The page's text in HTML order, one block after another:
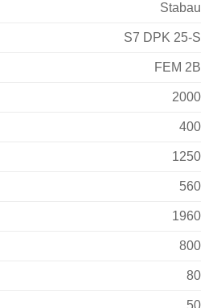
Stabau
S7 DPK 25-S
FEM 2B
2000
400
1250
560
1960
800
80
50